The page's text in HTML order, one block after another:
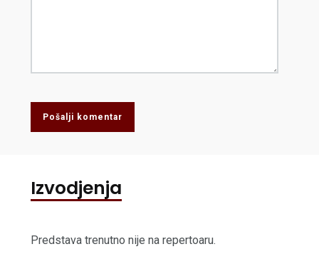
Pošalji komentar
Izvodjenja
Predstava trenutno nije na repertoaru.